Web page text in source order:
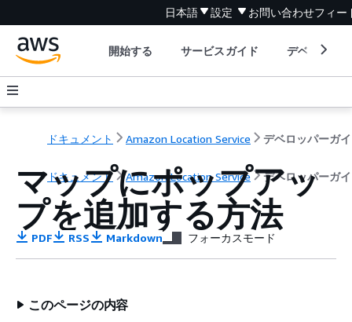
日本語 設定 お問い合わせフィー
開始する サービスガイド デベロッパ
ドキュメント Amazon Location Service デベロッパーガ
ドキュメント Amazon Location Service デベロッパーガ
マップにポップアッ
プを追加する方法
PDF RSS Markdown フォーカスモード
このページの内容